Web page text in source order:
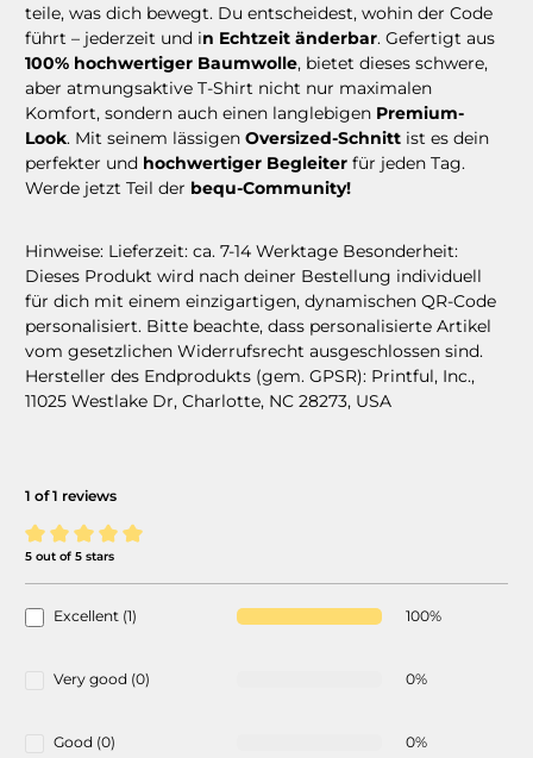
teile, was dich bewegt. Du entscheidest, wohin der Code
führt – jederzeit und in Echtzeit änderbar. Gefertigt aus
100% hochwertiger Baumwolle, bietet dieses schwere,
aber atmungsaktive T-Shirt nicht nur maximalen
Komfort, sondern auch einen langlebigen Premium-
Look. Mit seinem lässigen Oversized-Schnitt ist es dein
perfekter und hochwertiger Begleiter für jeden Tag.
Werde jetzt Teil der bequ-Community!
Hinweise: Lieferzeit: ca. 7-14 Werktage Besonderheit:
Dieses Produkt wird nach deiner Bestellung individuell
für dich mit einem einzigartigen, dynamischen QR-Code
personalisiert. Bitte beachte, dass personalisierte Artikel
vom gesetzlichen Widerrufsrecht ausgeschlossen sind.
Hersteller des Endprodukts (gem. GPSR): Printful, Inc.,
11025 Westlake Dr, Charlotte, NC 28273, USA
1 of 1 reviews
Average rating of 5 out of 5 stars
5 out of 5 stars
Excellent (1) 100%
Very good (0) 0%
Good (0) 0%